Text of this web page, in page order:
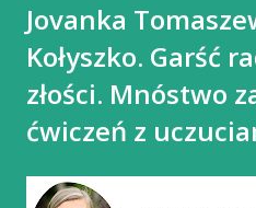
Jovanka
Kołyszko. Garść
złości. Mnóstwo
ćwiczeń z